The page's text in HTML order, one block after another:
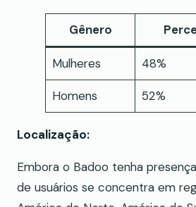
Gênero
Mulheres 48%
Homens 52%
Localização:
Embora o Badoo tenha
de usuários se concentra em